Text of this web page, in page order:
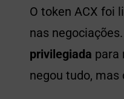
O token ACX foi
nas
privilegiada para
negou tudo,